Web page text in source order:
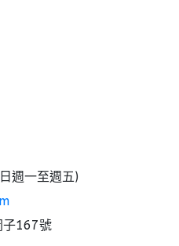
週一至週五)
子167號